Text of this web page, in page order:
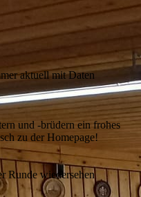
aktuell mit Daten
und -brüdern ein frohes
zu der Homepage!
Runde wiedersehen